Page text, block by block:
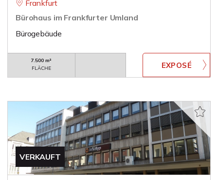
Frankfurt
Bürohaus im Frankfurter Umland
Bürogebäude
7.500 m²
FLÄCHE
VERKAUFT